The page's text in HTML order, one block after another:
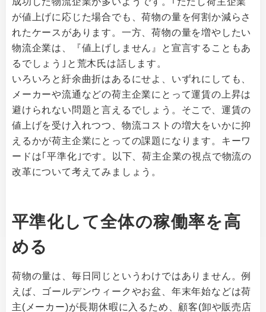
が値上げに応じた場合でも、荷物の量を何割か減らさ
れたケースがあります。一方、荷物の量を増やしたい
物流企業は、『値上げしません』と宣言することもあ
るでしょう｣と荒木氏は話します。
いろいろと紆余曲折はあるにせよ、いずれにしても、
メーカーや流通などの荷主企業にとって運賃の上昇は
避けられない問題と言えるでしょう。そこで、運賃の
値上げを受け入れつつ、物流コストの増大をいかに抑
えるかが荷主企業にとっての課題になります。キーワ
ードは｢平準化｣です。以下、荷主企業の視点で物流の
改革について考えてみましょう。
平準化して全体の稼働率を高
める
荷物の量は、毎日同じというわけではありません。例
えば、ゴールデンウィークやお盆、年末年始などは荷
主(メーカー)が長期休暇に入るため、顧客(卸や販売店